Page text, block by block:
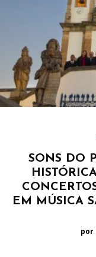
SONS DO
EM MÚSICA
por